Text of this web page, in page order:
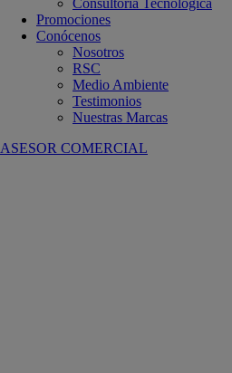
Consultoría Tecnológica
Promociones
Conócenos
Nosotros
RSC
Medio Ambiente
Testimonios
Nuestras Marcas
ASESOR COMERCIAL